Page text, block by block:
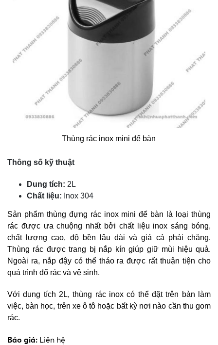
Thùng rác inox mini để bàn
Thông số kỹ thuật
Dung tích: 2L
Chất liệu: Inox 304
Sản phẩm thùng đựng rác inox mini để bàn là loại thùng
rác được ưa chuộng nhất bởi chất liệu inox sáng bóng,
chất lượng cao, độ bền lâu dài và giá cả phải chăng.
Thùng rác được trang bị nắp kín giúp giữ mùi hiệu quả.
Ngoài ra, nắp đậy có thể tháo ra được rất thuận tiện cho
quá trình đổ rác và vệ sinh.
Với dung tích 2L, thùng rác inox có thể đặt trên bàn làm
việc, bàn học, trên xe ô tô hoặc bất kỳ nơi nào cần thu gom
rác.
Báo giá: Liên hệ